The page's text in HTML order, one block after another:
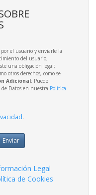
el usuario y enviarle la
del usuario;
una obligación legal;
otros derechos, como se
Adicional: Puede
Datos en nuestra Política
.
Enviar
Legal
de Cookies